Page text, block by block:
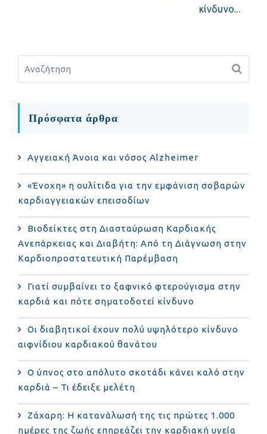
κίνδυνο...
Πρόσφατα άρθρα
Αγγειακή Άνοια και νόσος Alzheimer
«Ένοχη» η ουλίτιδα για την εμφάνιση σοβαρών
καρδιαγγειακών επεισοδίων
Βιοδείκτες στη Διασταύρωση Καρδιακής
Ανεπάρκειας και Διαβήτη: Από τη Διάγνωση στην
Καρδιοπροστατευτική Παρέμβαση
Γιατί συμβαίνει το ξαφνικό φτερούγισμα στην
καρδιά και πότε σηματοδοτεί κίνδυνο
Οι διαβητικοί έχουν πολύ υψηλότερο κίνδυνο
αιφνίδιου καρδιακού θανάτου
Ο ύπνος στο απόλυτο σκοτάδι κάνει καλό στην
καρδιά – Τι έδειξε μελέτη
Ζάχαρη: Η κατανάλωσή της τις πρώτες 1.000
ημέρες της ζωής επηρεάζει την καρδιακή υγεία